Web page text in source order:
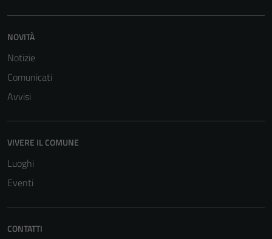
NOVITÀ
Notizie
Comunicati
Avvisi
VIVERE IL COMUNE
Luoghi
Eventi
CONTATTI
non raccolgono